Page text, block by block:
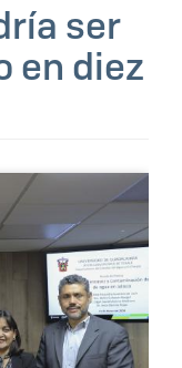
ser
en diez